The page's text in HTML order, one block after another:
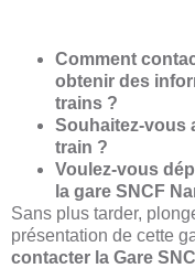
Comment
obtenir des
trains ?
Souhaitez-vous
train ?
Voulez-vous
la gare SNCF
Sans plus tarder,
présentation de cette
contacter la Gare